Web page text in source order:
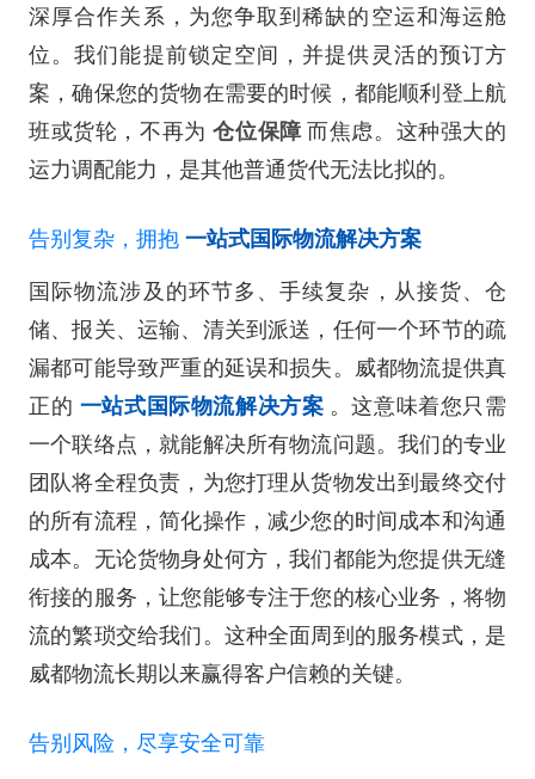
深厚合作关系，为您争取到稀缺的空运和海运舱
位。我们能提前锁定空间，并提供灵活的预订方
案，确保您的货物在需要的时候，都能顺利登上航
班或货轮，不再为仓位保障 而焦虑。这种强大的
运力调配能力，是其他普通货代无法比拟的。
告别复杂，拥抱 一站式国际物流解决方案
国际物流涉及的环节多、手续复杂，从接货、仓
储、报关、运输、清关到派送，任何一个环节的疏
漏都可能导致严重的延误和损失。威都物流提供真
正的 一站式国际物流解决方案 。这意味着您只需
一个联络点，就能解决所有物流问题。我们的专业
团队将全程负责，为您打理从货物发出到最终交付
的所有流程，简化操作，减少您的时间成本和沟通
成本。无论货物身处何方，我们都能为您提供无缝
衔接的服务，让您能够专注于您的核心业务，将物
流的繁琐交给我们。这种全面周到的服务模式，是
威都物流长期以来赢得客户信赖的关键。
告别风险，尽享安全可靠